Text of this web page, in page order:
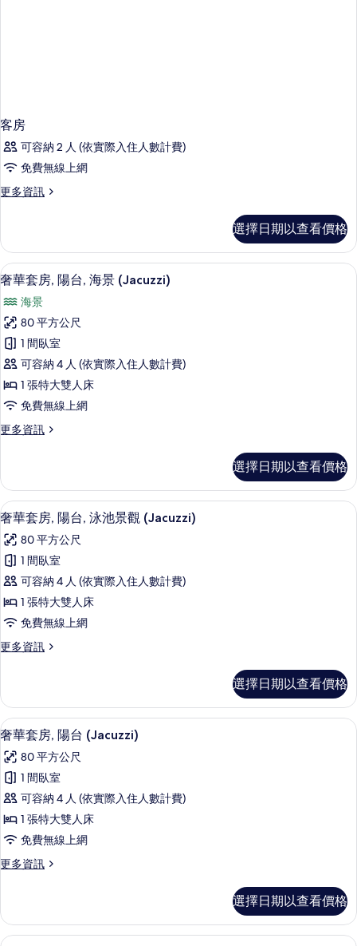
客房
可容納 2 人 (依實際入住人數計費)
免費無線上網
更多資訊
更
的
詳
情
選擇日期以查看價格
顯
示
奢
華
套
房,
陽
台,
海
(Jacuzzi)
的
所
有
相
片
1 間臥室、高級寢具、記憶床墊、迷你
6
奢華套房, 陽台, 海景 (Jacuzzi)
海景
80 平方公尺
1 間臥室
可容納 4 人 (依實際入住人數計費)
1 張特大雙人床
免費無線上網
更多資訊
更
套
房,
陽
海
景
的
詳
情
選擇日期以查看價格
顯
示
奢
華
套
房,
陽
台,
池
景
觀
(Jacuzzi)
的
所
有
相
片
1 間臥室、高級寢具、記憶床墊、迷你
6
奢華套房, 陽台, 泳池景觀 (Jacuzzi)
80 平方公尺
1 間臥室
可容納 4 人 (依實際入住人數計費)
1 張特大雙人床
免費無線上網
更多資訊
更
套
房,
陽
泳
池
觀
(Jacuzzi)
的
詳
情
選擇日期以查看價格
顯
示
奢
華
套
房,
陽
台
的
所
1 間臥室、高級寢具、記憶床墊、迷你
6
奢華套房, 陽台 (Jacuzzi)
80 平方公尺
1 間臥室
可容納 4 人 (依實際入住人數計費)
1 張特大雙人床
免費無線上網
更多資訊
更
套
房,
選擇日期以查看價格